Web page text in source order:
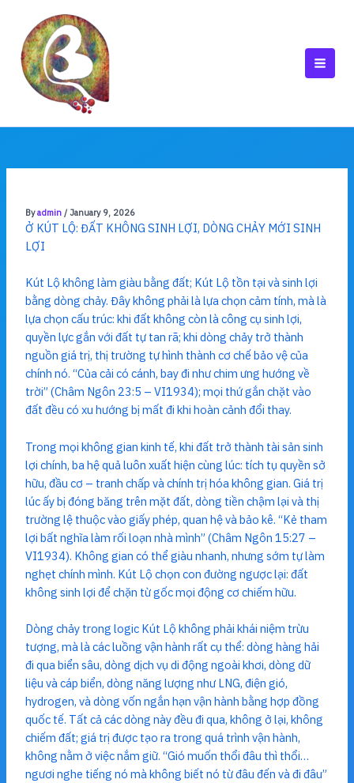
content
Byadmin / January 9, 2026
Ở KÚT LỘ: ĐẤT KHÔNG SINH LỢI, DÒNG CHẢY MỚI SINH
LỢI
Kút Lộ không làm giàu bằng đất; Kút Lộ tồn tại và sinh lợi
bằng dòng chảy. Đây không phải là lựa chọn cảm tính, mà là
lựa chọn cấu trúc: khi đất không còn là công cụ sinh lợi,
quyền lực gắn với đất tự tan rã; khi dòng chảy trở thành
nguồn giá trị, thị trường tự hình thành cơ chế bảo vệ của
chính nó. “Của cải có cánh, bay đi như chim ưng hướng về
trời” (Châm Ngôn 23:5 – VI1934); mọi thứ gắn chặt vào
đất đều có xu hướng bị mất đi khi hoàn cảnh đổi thay.
Trong mọi không gian kinh tế, khi đất trở thành tài sản sinh
lợi chính, ba hệ quả luôn xuất hiện cùng lúc: tích tụ quyền sở
hữu, đầu cơ – tranh chấp và chính trị hóa không gian. Giá trị
lúc ấy bị đóng băng trên mặt đất, dòng tiền chậm lại và thị
trường lệ thuộc vào giấy phép, quan hệ và bảo kê. “Kẻ tham
lợi bất nghĩa làm rối loạn nhà mình” (Châm Ngôn 15:27 –
VI1934). Không gian có thể giàu nhanh, nhưng sớm tự làm
nghẹt chính mình. Kút Lộ chọn con đường ngược lại: đất
không sinh lợi để chặn từ gốc mọi động cơ chiếm hữu.
Dòng chảy trong logic Kút Lộ không phải khái niệm trừu
tượng, mà là các luồng vận hành rất cụ thể: dòng hàng hải
đi qua biển sâu, dòng dịch vụ di động ngoài khơi, dòng dữ
liệu và cáp biển, dòng năng lượng như LNG, điện gió,
hydrogen, và dòng vốn ngắn hạn vận hành bằng hợp đồng
quốc tế. Tất cả các dòng này đều đi qua, không ở lại, không
chiếm đất; giá trị được tạo ra trong quá trình vận hành,
không nằm ở việc nắm giữ. “Gió muốn thổi đâu thì thổi…
ngươi nghe tiếng nó mà không biết nó từ đâu đến và đi đâu”